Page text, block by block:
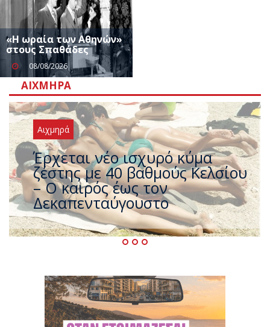
«Η ωραία των Αθηνών»
στους Σπαθάδες
08/08/2026
ΑΙΧΜΗΡΆ
Αιχμηρά
Άφαντος ο Τσίπρας… την ώρα
που η χώρα καίγεται